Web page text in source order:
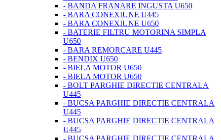
- BANDA FRANARE INGUSTA U650
- BARA CONEXIUNE U445
- BARA CONEXIUNE U650
- BATERIE FILTRU MOTORINA SIMPLA
U650
- BARA REMORCARE U445
- BENDIX U650
- BIELA MOTOR U650
- BIELA MOTOR U650
- BOLT PARGHIE DIRECTIE CENTRALA
U445
- BUCSA PARGHIE DIRECTIE CENTRALA
U445
- BUCSA PARGHIE DIRECTIE CENTRALA
U445
- BUCSA PARGHIE DIRECTIE CENTRALA